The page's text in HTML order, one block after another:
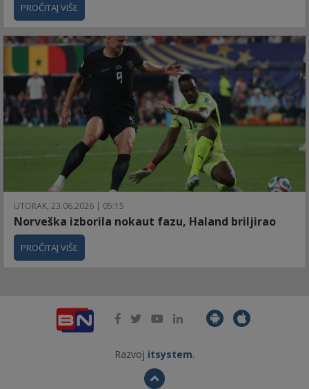
PROČITAJ VIŠE
UTORAK, 23.06.2026 | 05:15
Norveška izborila nokaut fazu, Haland briljirao
PROČITAJ VIŠE
Razvoj itsystem.